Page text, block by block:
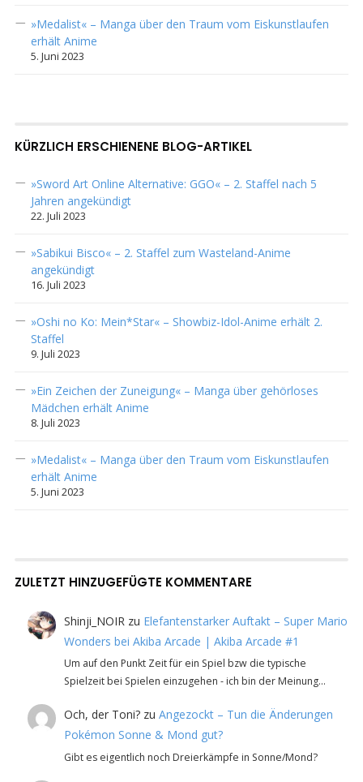
»Medalist« – Manga über den Traum vom Eiskunstlaufen
erhält Anime
5. Juni 2023
KÜRZLICH ERSCHIENENE BLOG-ARTIKEL
»Sword Art Online Alternative: GGO« – 2. Staffel nach 5
Jahren angekündigt
22. Juli 2023
»Sabikui Bisco« – 2. Staffel zum Wasteland-Anime
angekündigt
16. Juli 2023
»Oshi no Ko: Mein*Star« – Showbiz-Idol-Anime erhält 2.
Staffel
9. Juli 2023
»Ein Zeichen der Zuneigung« – Manga über gehörloses
Mädchen erhält Anime
8. Juli 2023
»Medalist« – Manga über den Traum vom Eiskunstlaufen
erhält Anime
5. Juni 2023
ZULETZT HINZUGEFÜGTE KOMMENTARE
Shinji_NOIR zu Elefantenstarker Auftakt – Super Mario
Wonders bei Akiba Arcade | Akiba Arcade #1
Um auf den Punkt Zeit für ein Spiel bzw die typische
Spielzeit bei Spielen einzugehen - ich bin der Meinung…
Och, der Toni? zuAngezockt – Tun die Änderungen
Pokémon Sonne & Mond gut?
Gibt es eigentlich noch Dreierkämpfe in Sonne/Mond?